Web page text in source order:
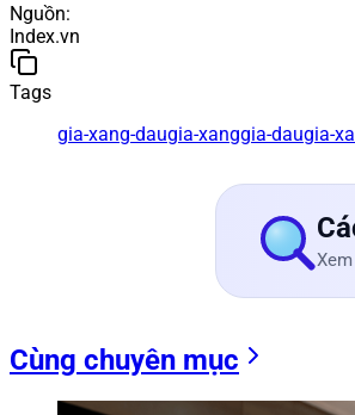
Nguồn:
Index.vn
Tags
gia-xang-daugia-xanggia-daugia-
Cùng chuyên mục